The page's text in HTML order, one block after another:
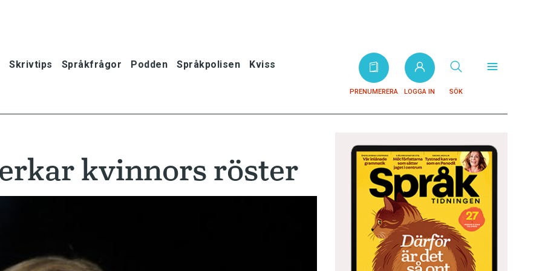
Skrivtips Språkfrågor Podden Språkpolisen Kviss
PRENUMERERA LOGGA IN SÖK
kvinnors röster